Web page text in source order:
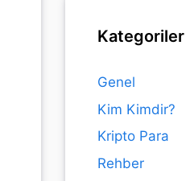
Kategoriler
Genel
Kim Kimdir?
Kripto Para
Rehber